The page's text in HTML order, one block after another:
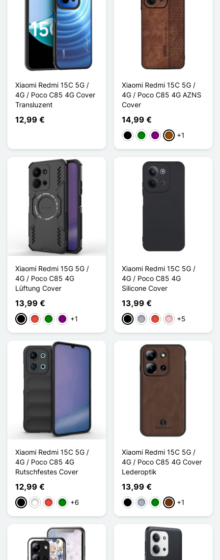
Xiaomi Redmi 15C 5G /
4G / Poco C85 4G Cover
Transluzent
12,99 €
Xiaomi Redmi 15C 5G /
4G / Poco C85 4G AZNS
Cover
14,99 €
Schwarz
GrünViolettBraun
+1
Xiaomi Redmi 15G 5G /
4G / Poco C85 4G
Lüftung Cover
13,99 €
Schwarz
Rot GrünViolett
+1
Xiaomi Redmi 15C 5G /
4G / Poco C85 4G
Silicone Cover
13,99 €
Schwarz
GrauRot Pink+5
Xiaomi Redmi 15C 5G /
4G / Poco C85 4G
Rutschfestes Cover
12,99 €
Schwarz
WeißRot Grün+6
Xiaomi Redmi 15C 5G /
4G / Poco C85 4G Cover
Lederoptik
13,99 €
Schwarz
GrauGrünKaffee
+1